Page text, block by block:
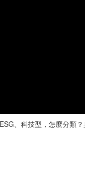
、科技型，怎麼分類